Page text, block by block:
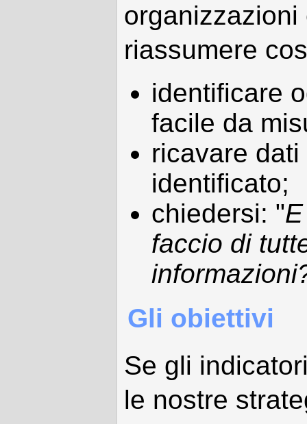
riassumere
identificare
facile da
ricavare
identificato;
chiedersi: "
faccio di
Gli obiettivi
Se gli
le nostre